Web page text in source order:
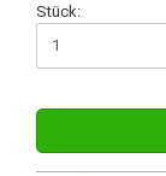
Stück: